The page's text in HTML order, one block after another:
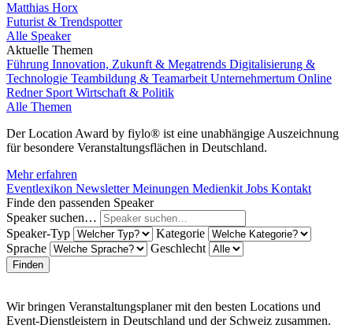
Matthias Horx
Futurist & Trendspotter
Alle Speaker
Aktuelle Themen
Führung Innovation, Zukunft & Megatrends Digitalisierung &
Technologie Teambildung & Teamarbeit Unternehmertum Online
Redner Sport Wirtschaft & Politik
Alle Themen
Der Location Award by fiylo® ist eine unabhängige Auszeichnung
für besondere Veranstaltungsflächen in Deutschland.
Mehr erfahren
Eventlexikon NewsletterMeinungen Medienkit Jobs Kontakt
Finde den passenden Speaker
Speaker suchen…
Speaker-Typ
Kategorie
Sprache
Geschlecht
Finden
Wir bringen Veranstaltungsplaner mit den besten Locations und
Event-Dienstleistern in Deutschland und der Schweiz zusammen.